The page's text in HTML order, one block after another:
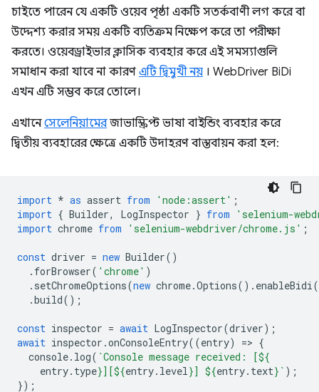
চাইতে পারেন যে একটি ওয়েব পৃষ্ঠা একটি সতর্কবাণী লগ করে বা
উদ্দেশ্য করার সময় একটি ব্যতিক্রম নিক্ষেপ করে তা পরীক্ষা
করতে। ওয়েবড্রাইভার ক্লাসিক ব্যবহার করে এই সমস্যাগুলি
সমাধান করা যাবে না কারণ এটি দ্বিমুখী নয় । WebDriver BiDi
এখন এটি সম্ভব করে তোলে।
এখানেসেলেনিয়ামেরজাভাস্ক্রিপ্ট ভাষা বাইন্ডিং ব্যবহার করে
দ্বিতীয় ব্যবহারের ক্ষেত্রে একটি উদাহরণ বাস্তবায়ন করা হল:
import * as assert from 'node:assert' ;
import { Builder, LogInspector } from
'selenium-
import chrome from 'selenium-webdriver/chrome.js' ;
const driver = new Builder()
. forBrowser( 'chrome' )
. setChromeOptions(new chrome.Options(). enableBidi
.build();
const inspector = await LogInspector(driver);
await inspector .onConsoleEntry((entry) => {
console. log( `Console message received: [${
entry. type}][${entry. level}] ${entry. text} ` );
});